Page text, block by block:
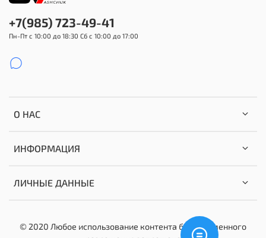
О НАС
ИНФОРМАЦИЯ
ЛИЧНЫЕ ДАННЫЕ
+7(985) 723-49-41
Пн-Пт с 10:00 до 18:30 Сб с 10:00 до 17:00
© 2020 Любое использование контента без письменного